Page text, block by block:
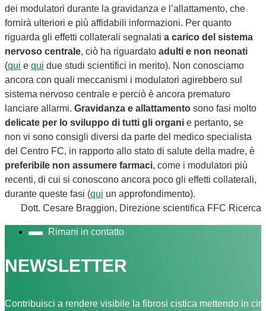
dei modulatori durante la gravidanza e l’allattamento, che
fornirà ulteriori e più affidabili informazioni. Per quanto
riguarda gli effetti collaterali segnalati a carico del sistema
nervoso centrale, ciò ha riguardato adulti e non neonati
(qui e qui due studi scientifici in merito). Non conosciamo
ancora con quali meccanismi i modulatori agirebbero sul
sistema nervoso centrale e perciò è ancora prematuro
lanciare allarmi. Gravidanza e allattamento sono fasi molto
delicate per lo sviluppo di tutti gli organi e pertanto, se
non vi sono consigli diversi da parte del medico specialista
del Centro FC, in rapporto allo stato di salute della madre, è
preferibile non assumere farmaci, come i modulatori più
recenti, di cui si conoscono ancora poco gli effetti collaterali,
durante queste fasi (qui un approfondimento).
Dott. Cesare Braggion, Direzione scientifica FFC Ricerca
Rimani in contatto
NEWSLETTER
Contribuisci a rendere visibile la fibrosi cistica mettendo in